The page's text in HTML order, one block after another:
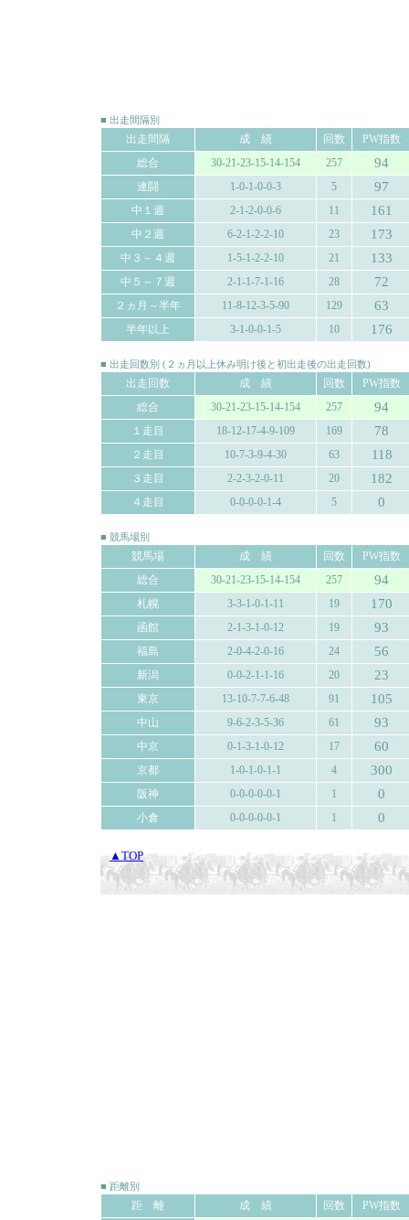
■ 出走間隔別
出走間隔 成 績 回数
PW指数
総合
30-21-23-15-14-154 257 94
連闘 1-0-1-0-0-3 5 97
中１週 2-1-2-0-0-6 11 161
中２週 6-2-1-2-2-10 23 173
中３～４週 1-5-1-2-2-10 21 133
中５～７週 2-1-1-7-1-16 28 72
２ヵ月～半年 11-8-12-3-5-90 129 63
半年以上 3-1-0-0-1-5 10 176
■ 出走回数別 (２ヵ月以上休み明け後と初出走後の出走回数)
出走回数 成 績 回数
PW指数
総合
30-21-23-15-14-154 257 94
１走目 18-12-17-4-9-109 169 78
２走目 10-7-3-9-4-30 63 118
３走目 2-2-3-2-0-11 20 182
４走目 0-0-0-0-1-4 5 0
■ 競馬場別
競馬場 成 績 回数
PW指数
総合
30-21-23-15-14-154 257 94
札幌 3-3-1-0-1-11 19 170
函館 2-1-3-1-0-12 19 93
福島 2-0-4-2-0-16 24 56
新潟 0-0-2-1-1-16 20 23
東京 13-10-7-7-6-48 91 105
中山 9-6-2-3-5-36 61 93
中京 0-1-3-1-0-12 17 60
京都 1-0-1-0-1-1 4 300
阪神 0-0-0-0-0-1 1 0
小倉 0-0-0-0-0-1 1 0
▲TOP
■ 距離別
距 離 成 績 回数
PW指数